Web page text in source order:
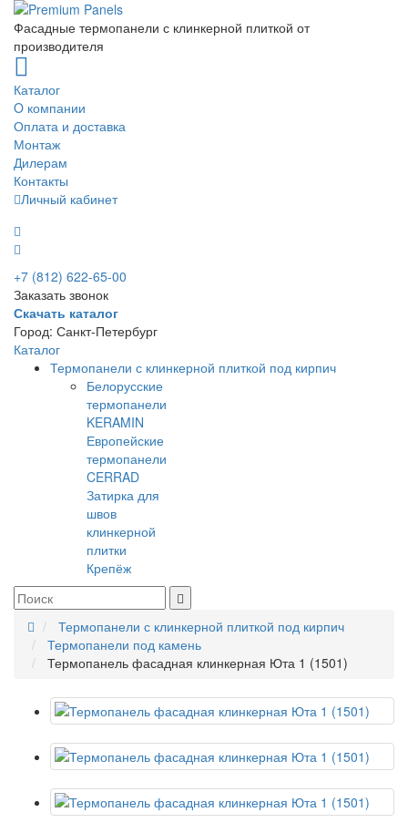
Фасадные термопанели с клинкерной плиткой от
производителя
Каталог
O компании
Оплата и доставка
Монтаж
Дилерам
Контакты
Личный кабинет
+7 (812) 622-65-00
Заказать звонок
Скачать каталог
Город: Санкт-Петербург
Каталог
Термопанели с клинкерной плиткой под кирпич
Белорусские
термопанели
KERAMIN
Европейские
термопанели
CERRAD
Затирка для
швов
клинкерной
плитки
Крепёж
Термопанели с клинкерной плиткой под кирпич
Термопанели под камень
Термопанель фасадная клинкерная Юта 1 (1501)